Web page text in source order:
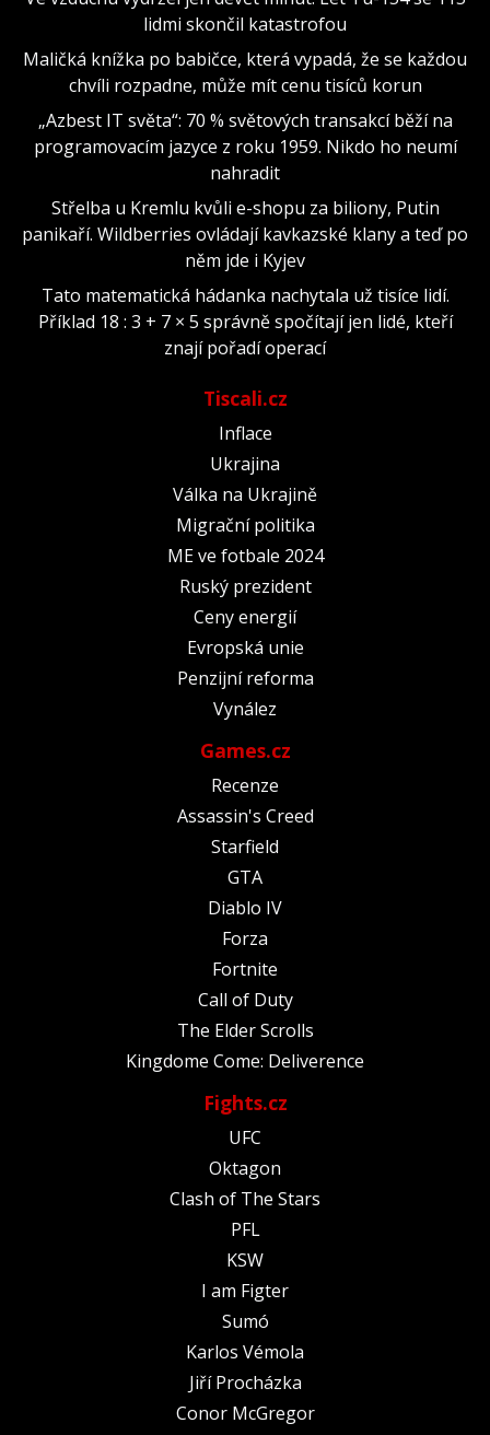
lidmi skončil katastrofou
Maličká knížka po babičce, která vypadá, že se každou
chvíli rozpadne, může mít cenu tisíců korun
„Azbest IT světa“: 70 % světových transakcí běží na
programovacím jazyce z roku 1959. Nikdo ho neumí
nahradit
Střelba u Kremlu kvůli e-shopu za biliony, Putin
panikaří. Wildberries ovládají kavkazské klany a teď po
něm jde i Kyjev
Tato matematická hádanka nachytala už tisíce lidí.
Příklad 18 : 3 + 7 × 5 správně spočítají jen lidé, kteří
znají pořadí operací
Tiscali.cz
Inflace
Ukrajina
Válka na Ukrajině
Migrační politika
ME ve fotbale 2024
Ruský prezident
Ceny energií
Evropská unie
Penzijní reforma
Vynález
Games.cz
Recenze
Assassin's Creed
Starfield
GTA
Diablo IV
Forza
Fortnite
Call of Duty
The Elder Scrolls
Kingdome Come: Deliverence
Fights.cz
UFC
Oktagon
Clash of The Stars
PFL
KSW
I am Figter
Sumó
Karlos Vémola
Jiří Procházka
Conor McGregor